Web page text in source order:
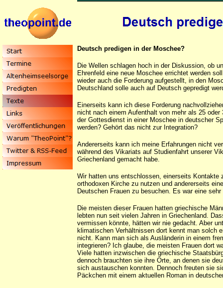
Deutsch predigen in der Moschee?
Die Wellen schlagen hoch in der Diskussion, ob
Ehrenfeld eine neue Moschee errichtet werden
wieder auch die Forderung aufgestellt, in den
Deutschland solle auch auf Deutsch gepredigt
Einerseits kann ich diese Forderung
nicht nach einem Aufenthalt von mehr als 25 oder
der Gottesdienst in einer Moschee in deutscher
werden? Gehört das nicht zur Integration?
Andererseits kann ich meine Erfahrungen nicht
während des Vikariats auf Studienfahrt unserer
Griechenland gemacht habe.
Wir hatten uns entschlossen, einerseits Kontakte
orthodoxen Kirche zu nutzen und andererseits
Deutschen Frauen zu besuchen. Es war eine
Die meisten dieser Frauen hatten griechische
lebten nun seit vielen Jahren in Griechenland.
vermissen könnte, hätten wir nie gedacht. Aber
klimatischen Verhältnissen dort kennt man solch
nicht. Kann man sich als Ausländerin in einem
integrieren? Ich glaube, die meisten Frauen dort
Viele hatten inzwischen die griechische
dennoch brauchten sie ihre Orte, an denen sie
sich austauschen konnten. Dennoch freuten sie
Päckchen mit einem aktuellen Roman in